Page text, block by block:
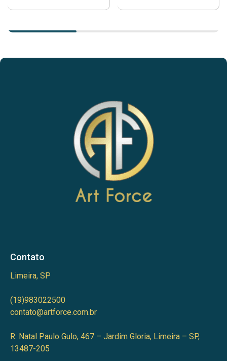
Contato
Limeira, SP
(19)983022500
contato@artforce.com.br
R. Natal Paulo Gulo, 467 – Jardim Gloria, Limeira – SP,
13487-205